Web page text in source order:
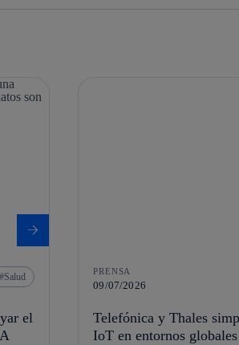
Salud
el
PRENSA
09/07/2026
Telefónica y Thales
IoT en entornos globales